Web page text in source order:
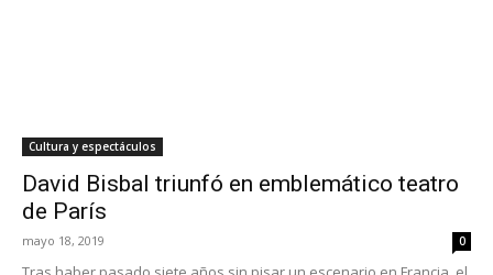
Cultura y espectáculos
David Bisbal triunfó en emblemático teatro
de París
mayo 18, 2019 0